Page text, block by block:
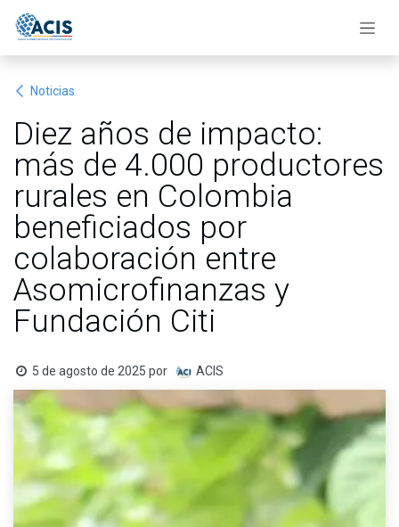
Noticias
Diez años de impacto:
más de 4.000 productores
rurales en Colombia
beneficiados por
colaboración entre
Asomicrofinanzas y
Fundación Citi
5 de agosto de 2025 por ACIS